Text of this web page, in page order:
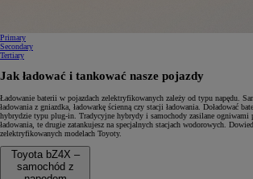
Primary
Secondary
Tertiary
Jak ładować i tankować nasze pojazdy
Ładowanie baterii w pojazdach zelektryfikowanych zależy od typu napędu.
ładowania z gniazdka, ładowarkę ścienną czy stacji ładowania. Doładować
hybrydzie typu plug-in. Tradycyjne hybrydy i samochody zasilane
ładowania, te drugie zatankujesz na specjalnych stacjach wodorowych.
zelektryfikowanych modelach Toyoty.
Toyota bZ4X –
samochód z